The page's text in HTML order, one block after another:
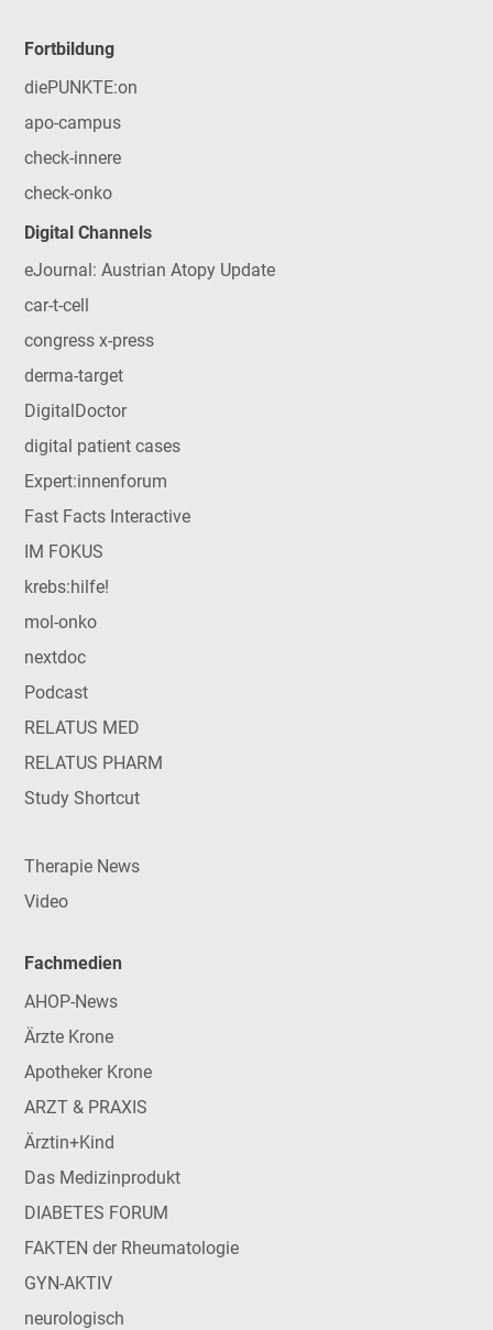
Fortbildung
diePUNKTE:on
apo-campus
check-innere
check-onko
Digital Channels
eJournal: Austrian Atopy Update
car-t-cell
congress x-press
derma-target
DigitalDoctor
digital patient cases
Expert:innenforum
Fast Facts Interactive
IM FOKUS
krebs:hilfe!
mol-onko
nextdoc
Podcast
RELATUS MED
RELATUS PHARM
Study Shortcut
Therapie News
Video
Fachmedien
AHOP-News
Ärzte Krone
Apotheker Krone
ARZT & PRAXIS
Ärztin+Kind
Das Medizinprodukt
DIABETES FORUM
FAKTEN der Rheumatologie
GYN-AKTIV
neurologisch